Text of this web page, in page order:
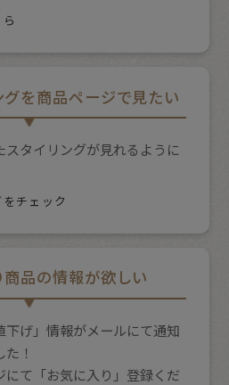
グを商品ページで見たい
タイリングが見れるように
チェック
品の情報が欲しい
下げ」情報がメールにて通知
！
にて「お気に入り」登録くだ